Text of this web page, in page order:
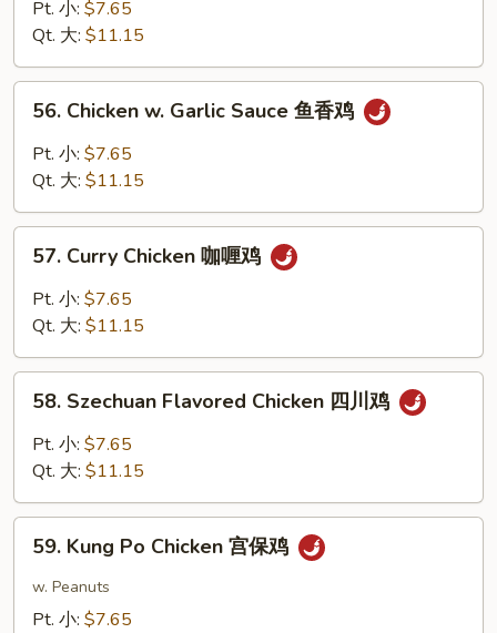
Cashew
Nuts
腰
Pt. 小: $7.65
Qt. 大: $11.15
Chicken
Garlic
鱼
56. Chicken w. Garlic Sauce 鱼香鸡
Pt. 小: $7.65
Qt. 大: $11.15
Curry
Chicken
鸡
57. Curry Chicken 咖喱鸡
Pt. 小: $7.65
Qt. 大: $11.15
Szechuan
Flavored
Chicken
川
58. Szechuan Flavored Chicken 四川鸡
Pt. 小: $7.65
Qt. 大: $11.15
Kung
Po
Chicken
59. Kung Po Chicken 宫保鸡
w. Peanuts
Pt. 小: $7.65